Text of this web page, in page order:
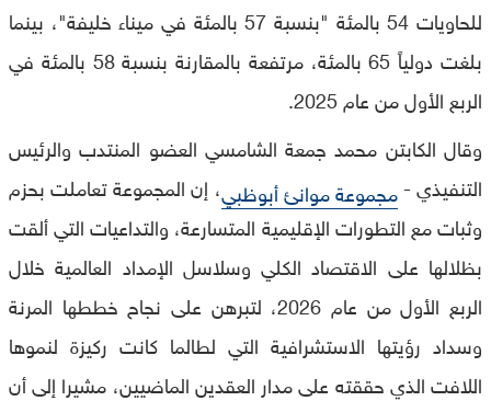
للحاويات 54 بالمئة "بنسبة 57 بالمئة في ميناء خليفة"، بينما
بلغت دولياً 65 بالمئة، مرتفعة بالمقارنة بنسبة 58 بالمئة في
الربع الأول من عام 2025.
وقال الكابتن محمد جمعة الشامسي العضو المنتدب والرئيس
التنفيذي - مجموعة موانئ أبوظبي، إن المجموعة تعاملت بحزم
وثبات مع التطورات الإقليمية المتسارعة، والتداعيات التي ألقت
بظلالها على الاقتصاد الكلي وسلاسل الإمداد العالمية خلال
الربع الأول من عام 2026، لتبرهن على نجاح خططها المرنة
وسداد رؤيتها الاستشرافية التي لطالما كانت ركيزة لنموها
اللافت الذي حققته على مدار العقدين الماضيين، مشيرا إلى أن